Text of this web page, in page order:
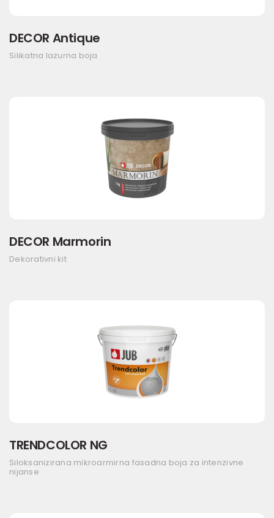
DECOR Antique
Silikatna lazurna boja
DECOR Marmorin
Dekorativni kit
TRENDCOLOR NG
Siloksanizirana mikroarmirna fasadna boja za intenzivne
nijanse